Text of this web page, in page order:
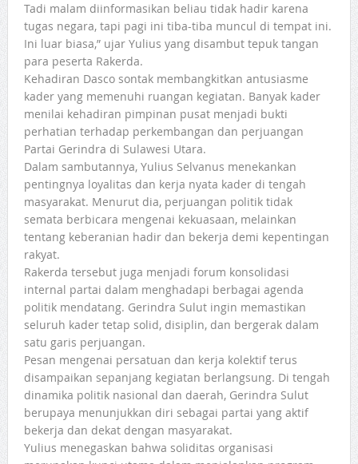
Tadi malam diinformasikan beliau tidak hadir karena
tugas negara, tapi pagi ini tiba-tiba muncul di tempat ini.
Ini luar biasa,” ujar Yulius yang disambut tepuk tangan
para peserta Rakerda.
Kehadiran Dasco sontak membangkitkan antusiasme
kader yang memenuhi ruangan kegiatan. Banyak kader
menilai kehadiran pimpinan pusat menjadi bukti
perhatian terhadap perkembangan dan perjuangan
Partai Gerindra di Sulawesi Utara.
Dalam sambutannya, Yulius Selvanus menekankan
pentingnya loyalitas dan kerja nyata kader di tengah
masyarakat. Menurut dia, perjuangan politik tidak
semata berbicara mengenai kekuasaan, melainkan
tentang keberanian hadir dan bekerja demi kepentingan
rakyat.
Rakerda tersebut juga menjadi forum konsolidasi
internal partai dalam menghadapi berbagai agenda
politik mendatang. Gerindra Sulut ingin memastikan
seluruh kader tetap solid, disiplin, dan bergerak dalam
satu garis perjuangan.
Pesan mengenai persatuan dan kerja kolektif terus
disampaikan sepanjang kegiatan berlangsung. Di tengah
dinamika politik nasional dan daerah, Gerindra Sulut
berupaya menunjukkan diri sebagai partai yang aktif
bekerja dan dekat dengan masyarakat.
Yulius menegaskan bahwa soliditas organisasi